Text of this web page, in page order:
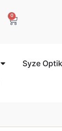
0
Syze